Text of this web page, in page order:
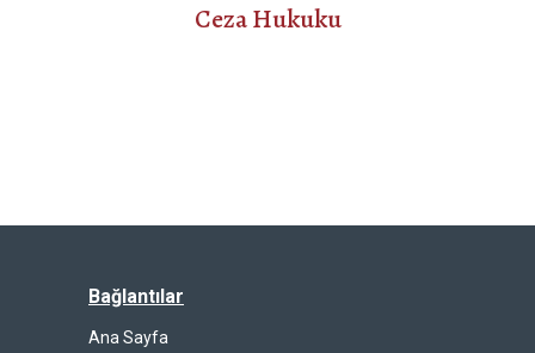
Ceza Hukuku
Bağlantılar
Ana Sayfa